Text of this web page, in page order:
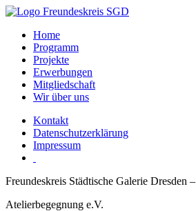
Home
Programm
Projekte
Erwerbungen
Mitgliedschaft
Wir über uns
Kontakt
Datenschutzerklärung
Impressum
Freundeskreis Städtische Galerie Dresden –
Atelierbegegnung e.V.